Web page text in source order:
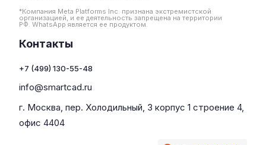
*Компания Meta Platforms Inc. признана экстремистской
организацией, и ее деятельность запрещена на территории
РФ. WhatsApp является ее продуктом.
Контакты
+7 (499) 130-55-48
info@smartcad.ru
г. Москва, пер. Холодильный, 3 корпус 1 строение 4,
офис 4404